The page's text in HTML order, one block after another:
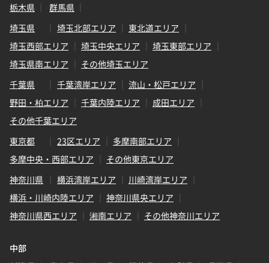
栃木県
群馬県
埼玉県
埼玉北部エリア
東北道エリア
埼玉西部エリア
埼玉中央エリア
埼玉東部エリア
埼玉県南エリア
その他埼玉エリア
千葉県
千葉湾岸エリア
流山・松戸エリア
野田・柏エリア
千葉内陸エリア
成田エリア
その他千葉エリア
東京都
23区エリア
多摩南部エリア
多摩中央・西部エリア
その他東京エリア
神奈川県
横浜湾岸エリア
川崎湾岸エリア
横浜・川崎内陸エリア
神奈川県央エリア
神奈川県西エリア
湘南エリア その他神奈川エリア
中部